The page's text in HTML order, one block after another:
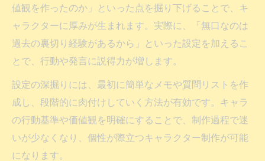
値観を作ったのか」といった点を掘り下げることで、キ
ャラクターに厚みが生まれます。実際に、「無口なのは
過去の裏切り経験があるから」といった設定を加えるこ
とで、行動や発言に説得力が増します。
設定の深掘りには、最初に簡単なメモや質問リストを作
成し、段階的に肉付けしていく方法が有効です。キャラ
の行動基準や価値観を明確にすることで、制作過程で迷
いが少なくなり、個性が際立つキャラクター制作が可能
になります。